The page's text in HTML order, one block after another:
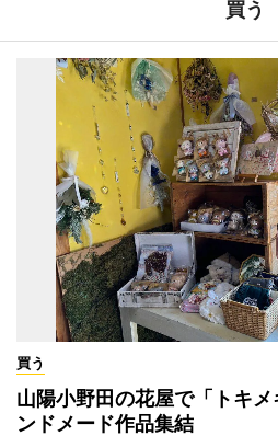
買う
買う
山陽小野田の花屋で「トキ
ンドメード作品集結